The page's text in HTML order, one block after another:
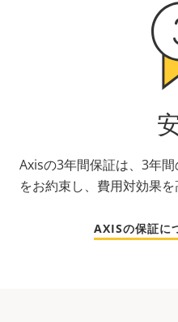
Axisの3年間保証は、3年
をお約束し、費用対効果を
AXISの保証に